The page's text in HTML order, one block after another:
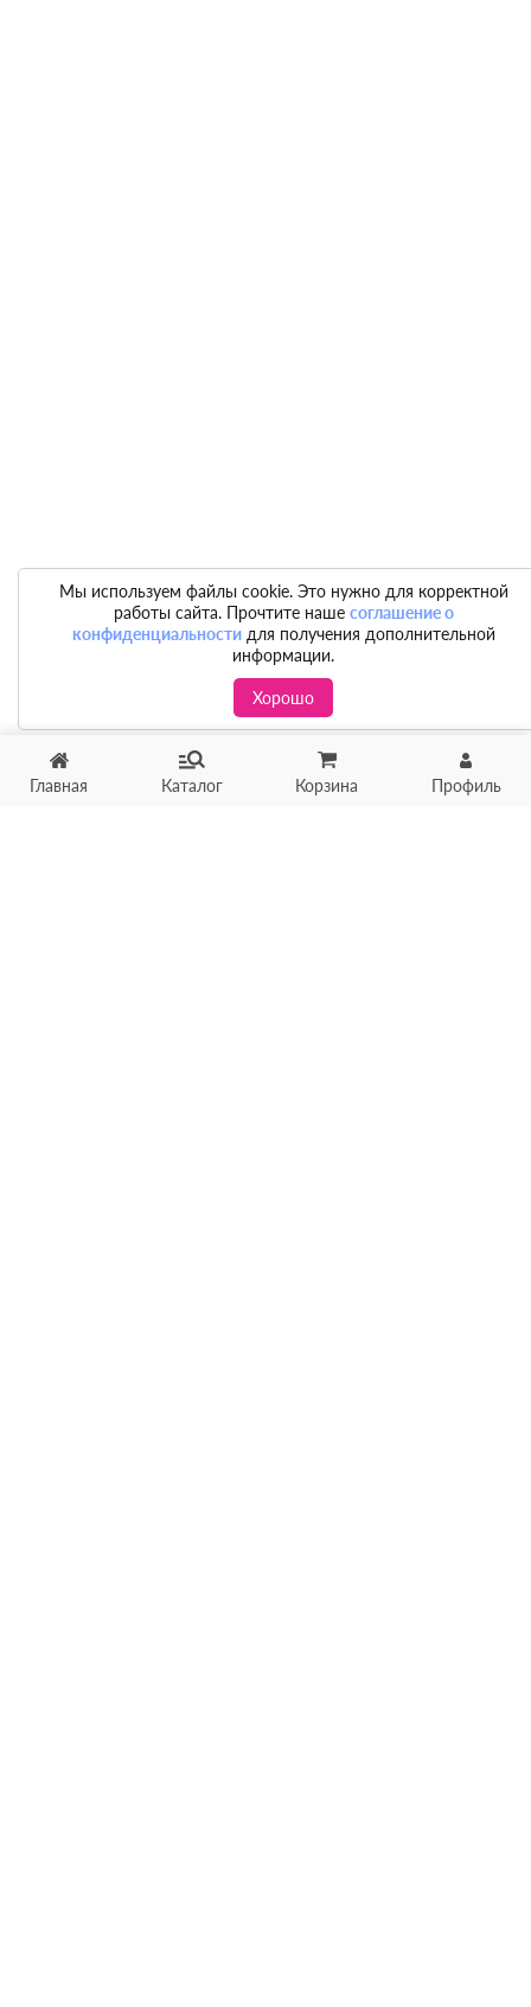
Главная Каталог Корзина Профиль
Мы используем файлы cookie. Это нужно для корректной
работы сайта. Прочтите наше соглашение о
конфиденциальностидля получения дополнительной
информации.
Хорошо